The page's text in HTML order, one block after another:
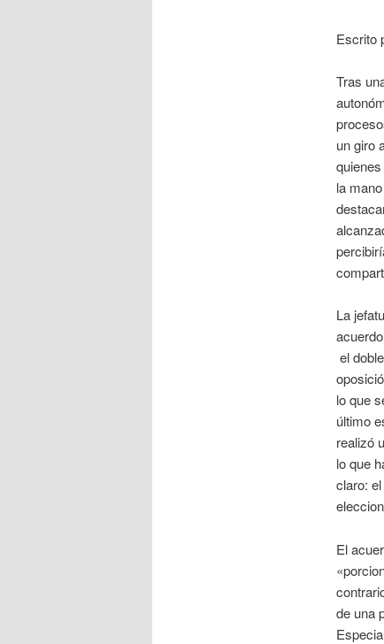
Escrito
Tras
un giro
la
La
el
lo que
último
realizó
lo que
claro:
El
de una